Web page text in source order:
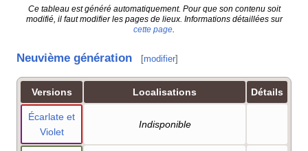
Ce tableau est généré automatiquement. Pour que son contenu soit
modifié, il faut modifier les pages de lieux. Informations détaillées sur
cette page
Neuvième génération [modifier]
Versions Localisations Détails
Écarlate et
Violet
Indisponible